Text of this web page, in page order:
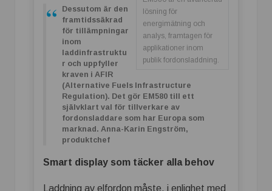
lösning för
energimätning och
analys, framtagen för
applikationer inom
publik fordonsladdning.
Dessutom är den
framtidssäkrad
för tillämpningar
inom
laddinfrastruktu
r och uppfyller
kraven i AFIR
(Alternative Fuels Infrastructure
Regulation). Det gör EM580 till ett
självklart val för tillverkare av
fordonsladdare som har Europa som
marknad. Anna-Karin Engström,
produktchef
Smart display som täcker alla behov
Laddning av elfordon måste, i enlighet med